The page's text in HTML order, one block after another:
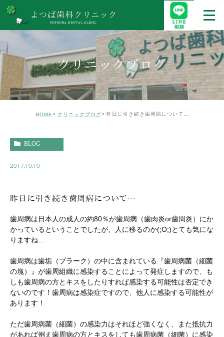
クリニックブログ
HOME クリニックブログ 昨日に引き続き歯周病について…
BLOG
2017.10.10
昨日に引き続き歯周病について…
歯周病は日本人の成人の約80％が歯周病（歯肉炎or歯周炎）にか
かっているということでしたが、人に移るのか(;O;)とても気にな
りますね…
歯周病は歯垢（プラーク）の中に含まれている『歯周病菌（細菌
の塊）』が歯周組織に感染することによって発症しますので、も
しも歯周病の方とキスをしたりすれば感染する可能性は否定でき
ないのです！歯周病は感染症ですので、他人に感染する可能性が
あります！
ただ歯周病菌（細菌）の感染力はそれほど強くなく、また抵抗力
があれば例え歯周病の方とキスをしても歯周病菌（細菌）に感染